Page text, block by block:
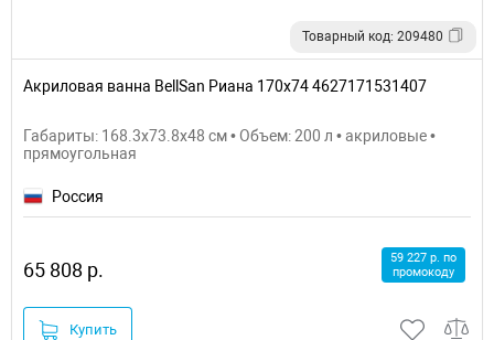
Товарный код: 209480
Акриловая ванна BellSan Риана 170x74 4627171531407
Габариты: 168.3x73.8x48 см • Объем: 200 л • акриловые •
прямоугольная
Россия
65 808 р.
59 227 р. по
промокоду
Купить